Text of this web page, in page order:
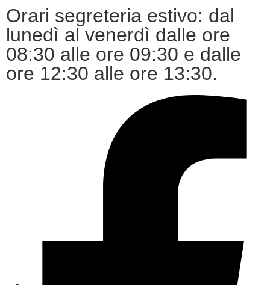
Orari segreteria estivo: dal
lunedì al venerdì dalle ore
08:30 alle ore 09:30 e dalle
ore 12:30 alle ore 13:30.